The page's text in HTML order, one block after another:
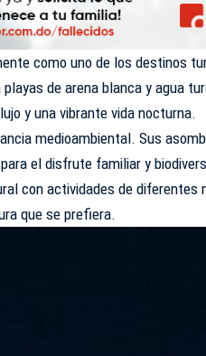
como uno de los destinos
de arena blanca y agua
y una vibrante vida nocturna.
medioambiental. Sus
el disfrute familiar y
con actividades de diferentes
que se prefiera.